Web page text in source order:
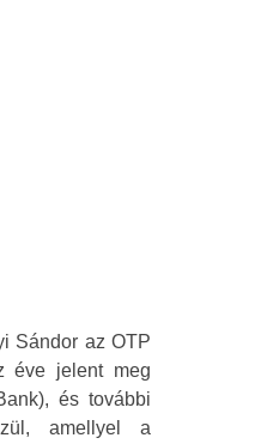
Sándor az OTP
éve jelent meg
és további
amellyel a